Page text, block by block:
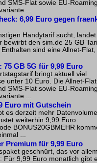
SMS-Flat sowie EU-
...
6,99 Euro gegen
Handytarif sucht, landet
bewirbt den sim.de 25 GB
sind eine Allnet-Flat,
GB 5G für 9,99 Euro
bringt aktuell viel
unter 10 Euro. Die Allnet-Flat
SMS-Flat sowie EU-
...
Euro mit Gutschein
es derzeit mehr
weiterhin 9,99 Euro
BONUS20GBMEHR
...
Premium für 9,99 Euro
geschnürt, das vor
Für 9,99 Euro monatlich gibt